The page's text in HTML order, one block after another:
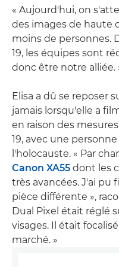
« Aujourd'hui, on
des images de haute
moins de personnes.
19, les équipes sont
donc être notre alliée.
Elisa a dû se reposer
jamais lorsqu'elle a
en raison des
19, avec une
l'holocauste. « Par
Canon XA55 dont les
très avancées. J'ai
pièce différente »,
Dual Pixel était réglé
visages. Il était
marché. »